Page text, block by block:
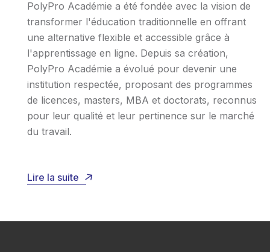
PolyPro Académie a été fondée avec la vision de
transformer l'éducation traditionnelle en offrant
une alternative flexible et accessible grâce à
l'apprentissage en ligne. Depuis sa création,
PolyPro Académie a évolué pour devenir une
institution respectée, proposant des programmes
de licences, masters, MBA et doctorats, reconnus
pour leur qualité et leur pertinence sur le marché
du travail.
Lire la suite